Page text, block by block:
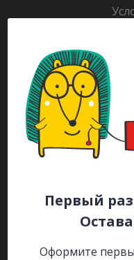
Первый
Оформите
Будьте